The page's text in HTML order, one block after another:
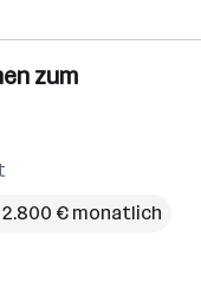
zum
2.800 € monatlich